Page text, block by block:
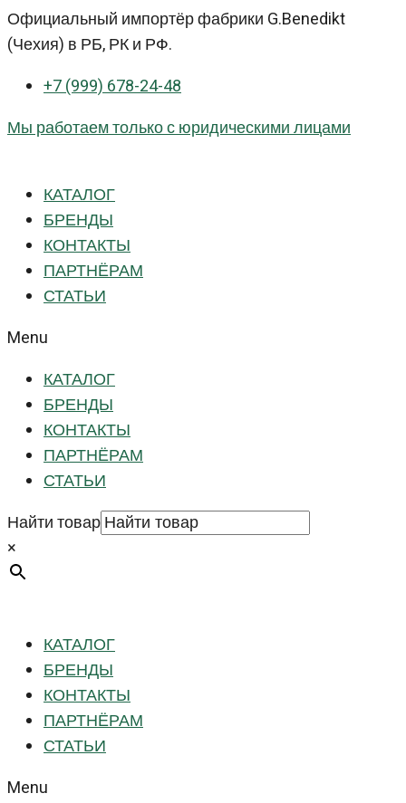
Перейти
к
Официальный импортёр фабрики G.Benedikt
(Чехия) в РБ, РК и РФ.
+7 (999) 678-24-48
Мы работаем только с юридическими лицами
КАТАЛОГ
БРЕНДЫ
КОНТАКТЫ
ПАРТНЁРАМ
СТАТЬИ
Menu
КАТАЛОГ
БРЕНДЫ
КОНТАКТЫ
ПАРТНЁРАМ
СТАТЬИ
Найти товар
×
КАТАЛОГ
БРЕНДЫ
КОНТАКТЫ
ПАРТНЁРАМ
СТАТЬИ
Menu